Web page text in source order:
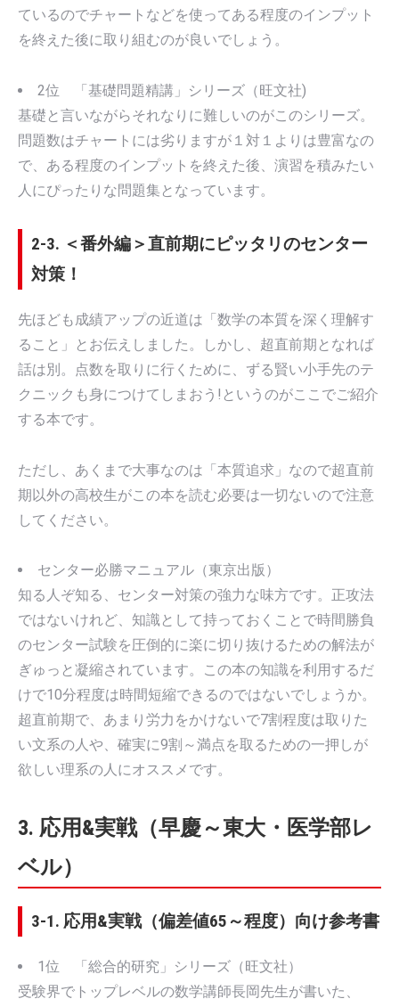
ているのでチャートなどを使ってある程度のインプット
を終えた後に取り組むのが良いでしょう。
2位 「基礎問題精講」シリーズ（旺文社)
基礎と言いながらそれなりに難しいのがこのシリーズ。
問題数はチャートには劣りますが１対１よりは豊富なの
で、ある程度のインプットを終えた後、演習を積みたい
人にぴったりな問題集となっています。
2-3. ＜番外編＞直前期にピッタリのセンター
対策！
先ほども成績アップの近道は「数学の本質を深く理解す
ること」とお伝えしました。しかし、超直前期となれば
話は別。点数を取りに行くために、ずる賢い小手先のテ
クニックも身につけてしまおう!というのがここでご紹介
する本です。
ただし、あくまで大事なのは「本質追求」なので超直前
期以外の高校生がこの本を読む必要は一切ないので注意
してください。
センター必勝マニュアル（東京出版）
知る人ぞ知る、センター対策の強力な味方です。正攻法
ではないけれど、知識として持っておくことで時間勝負
のセンター試験を圧倒的に楽に切り抜けるための解法が
ぎゅっと凝縮されています。この本の知識を利用するだ
けで10分程度は時間短縮できるのではないでしょうか。
超直前期で、あまり労力をかけないで7割程度は取りた
い文系の人や、確実に9割～満点を取るための一押しが
欲しい理系の人にオススメです。
3. 応用&実戦（早慶～東大・医学部レ
ベル）
3-1. 応用&実戦（偏差値65～程度）向け参考書
1位 「総合的研究」シリーズ（旺文社）
受験界でトップレベルの数学講師長岡先生が書いた、